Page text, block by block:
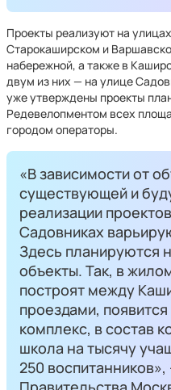
Проекты реализуют на
Старокаширском и
набережной, а также в
двум из них — на улице
уже утверждены проекты
Редевелопментом всех
городом операторы.
«В зависимости от
существующей и
реализации
Садовниках
Здесь планируются
объекты. Так, в
построят между
проездами,
комплекс, в состав
школа на тысячу
250